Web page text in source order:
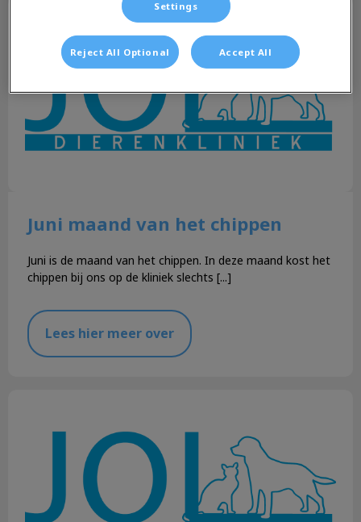
Juni maand van het chippen
Juni is de maand van het chippen. In deze maand kost het
chippen bij ons op de kliniek slechts [...]
Lees hier meer over
Settings
Reject All Optional Accept All